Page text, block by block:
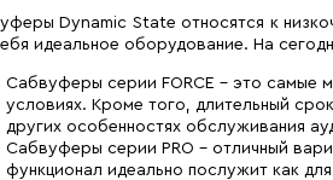
Dynamic State относятся к
идеальное оборудование. На
Сабвуферы серии FORCE – это самые
условиях. Кроме того, длительный
других особенностях обслуживания
Сабвуферы серии PRO – отличный
функционал идеально послужит как